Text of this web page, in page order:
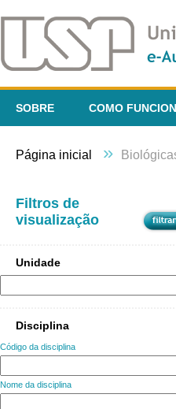
SOBRE COMO
Página inicial »
Filtros de
visualização
Unidade
Disciplina
Código da disciplina
Nome da disciplina